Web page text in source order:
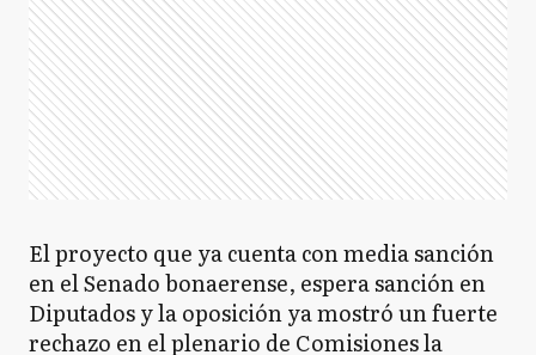
El proyecto que ya cuenta con media sanción
en el Senado bonaerense, espera sanción en
Diputados y la oposición ya mostró un fuerte
rechazo en el plenario de Comisiones la